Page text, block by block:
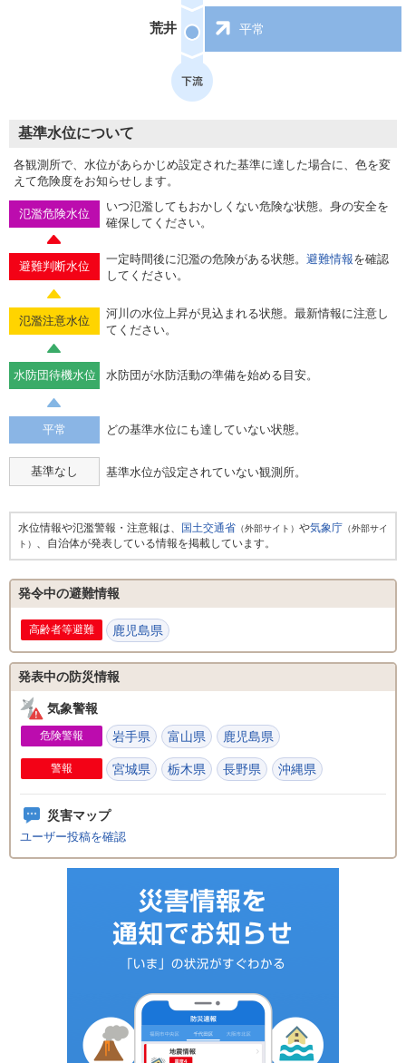
荒井 平常
基準水位について
各観測所で、水位があらかじめ設定された基準に達した場合に、色を変
えて危険度をお知らせします。
氾濫危険水位
いつ氾濫してもおかしくない危険な状態。身の安全を
確保してください。
避難判断水位
一定時間後に氾濫の危険がある状態。 避難情報を確認
してください。
氾濫注意水位
河川の水位上昇が見込まれる状態。最新情報に注意し
てください。
水防団待機水位 水防団が水防活動の準備を始める目安。
平常 どの基準水位にも達していない状態。
基準なし 基準水位が設定されていない観測所。
水位情報や氾濫警報・注意報は、 国土交通省 （外部サイト） や気象庁 （外部サイ
ト） 、自治体が発表している情報を掲載しています。
発令中の避難情報
高齢者等避難 鹿児島県
発表中の防災情報
気象警報
危険警報 岩手県 富山県 鹿児島県
警報 宮城県 栃木県 長野県 沖縄県
災害マップ
ユーザー投稿を確認